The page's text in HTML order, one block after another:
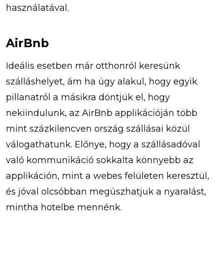
használatával.
AirBnb
Ideális esetben már otthonról keresünk
szálláshelyet, ám ha úgy alakul, hogy egyik
pillanatról a másikra döntjük el, hogy
nekiindulunk, az AirBnb applikációján több
mint százkilencven ország szállásai közül
válogathatunk. Előnye, hogy a szállásadóval
való kommunikáció sokkalta könnyebb az
applikáción, mint a webes felületen keresztül,
és jóval olcsóbban megúszhatjuk a nyaralást,
mintha hotelbe mennénk.